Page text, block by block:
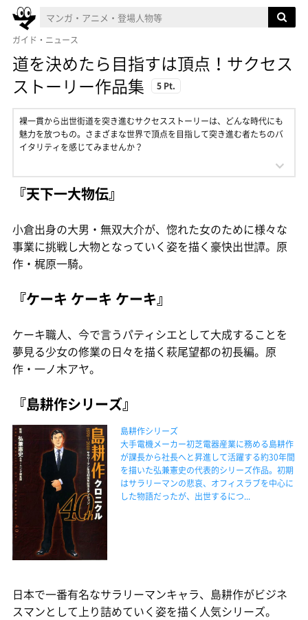
ガイド・ニュース
道を決めたら目指すは頂点！サクセス
ストーリー作品集
5 Pt.
裸一貫から出世街道を突き進むサクセスストーリーは、どんな時代にも
魅力を放つもの。さまざまな世界で頂点を目指して突き進む者たちのバ
イタリティを感じてみませんか？
『天下一大物伝』
小倉出身の大男・無双大介が、惚れた女のために様々な
事業に挑戦し大物となっていく姿を描く豪快出世譚。原
作・梶原一騎。
『ケーキ ケーキ ケーキ』
ケーキ職人、今で言うパティシエとして大成することを
夢見る少女の修業の日々を描く萩尾望都の初長編。原
作・一ノ木アヤ。
『島耕作シリーズ』
島耕作シリーズ
大手電機メーカー初芝電器産業に務める島耕作
が課長から社長へと昇進して活躍する約30年間
を描いた弘兼憲史の代表的シリーズ作品。初期
はサラリーマンの悲哀、オフィスラブを中心に
した物語だったが、出世するにつ...
日本で一番有名なサラリーマンキャラ、島耕作がビジネ
スマンとして上り詰めていく姿を描く人気シリーズ。